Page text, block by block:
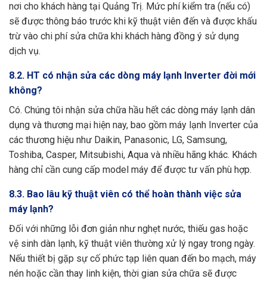
nơi cho khách hàng tại Quảng Trị. Mức phí kiểm tra (nếu có)
sẽ được thông báo trước khi kỹ thuật viên đến và được khấu
trừ vào chi phí sửa chữa khi khách hàng đồng ý sử dụng
dịch vụ.
8.2. HT có nhận sửa các dòng máy lạnh Inverter đời mới
không?
Có. Chúng tôi nhận sửa chữa hầu hết các dòng máy lạnh dân
dụng và thương mại hiện nay, bao gồm máy lạnh Inverter của
các thương hiệu như Daikin, Panasonic, LG, Samsung,
Toshiba, Casper, Mitsubishi, Aqua và nhiều hãng khác. Khách
hàng chỉ cần cung cấp model máy để được tư vấn phù hợp.
8.3. Bao lâu kỹ thuật viên có thể hoàn thành việc sửa
máy lạnh?
Đối với những lỗi đơn giản như nghẹt nước, thiếu gas hoặc
vệ sinh dàn lạnh, kỹ thuật viên thường xử lý ngay trong ngày.
Nếu thiết bị gặp sự cố phức tạp liên quan đến bo mạch, máy
nén hoặc cần thay linh kiện, thời gian sửa chữa sẽ được